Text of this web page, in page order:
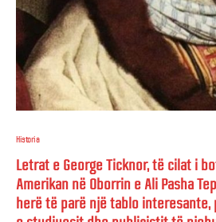
Historia
Letrat e George Ticknor, të cilat i
Amerikan në Oborrin e Ali Pasha
herë të parë një tablo